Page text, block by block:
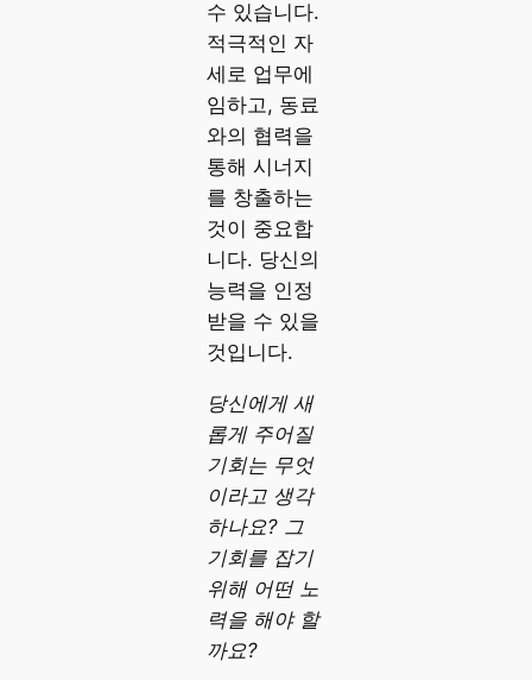
수 있습니다.
적극적인 자
세로 업무에
임하고, 동료
와의 협력을
통해 시너지
를 창출하는
것이 중요합
니다. 당신의
능력을 인정
받을 수 있을
것입니다.
당신에게 새
롭게 주어질
기회는 무엇
이라고 생각
하나요? 그
기회를 잡기
위해 어떤 노
력을 해야 할
까요?